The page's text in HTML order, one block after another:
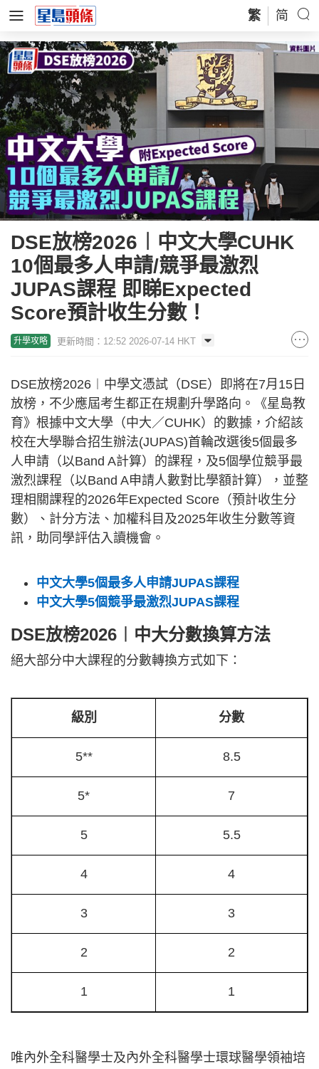
繁 简
DSE放榜2026︱中文大學CUHK
10個最多人申請/競爭最激烈
JUPAS課程 即睇Expected
Score預計收生分數！
升學攻略 更新時間：12:52 2026-07-14 HKT
DSE放榜2026︱中學文憑試（DSE）即將在7月15日
放榜，不少應屆考生都正在規劃升學路向。《星島教
育》根據中文大學（中大／CUHK）的數據，介紹該
校在大學聯合招生辦法(JUPAS)首輪改選後5個最多
人申請（以Band A計算）的課程，及5個學位競爭最
激烈課程（以Band A申請人數對比學額計算），並整
理相關課程的2026年Expected Score（預計收生分
數）、計分方法、加權科目及2025年收生分數等資
訊，助同學評估入讀機會。
中文大學5個最多人申請JUPAS課程
中文大學5個競爭最激烈JUPAS課程
DSE放榜2026︱中大分數換算方法
絕大部分中大課程的分數轉換方式如下：
級別 分數
5** 8.5
5* 7
5 5.5
4 4
3 3
2 2
1 1
唯內外全科醫學士及內外全科醫學士環球醫學領袖培